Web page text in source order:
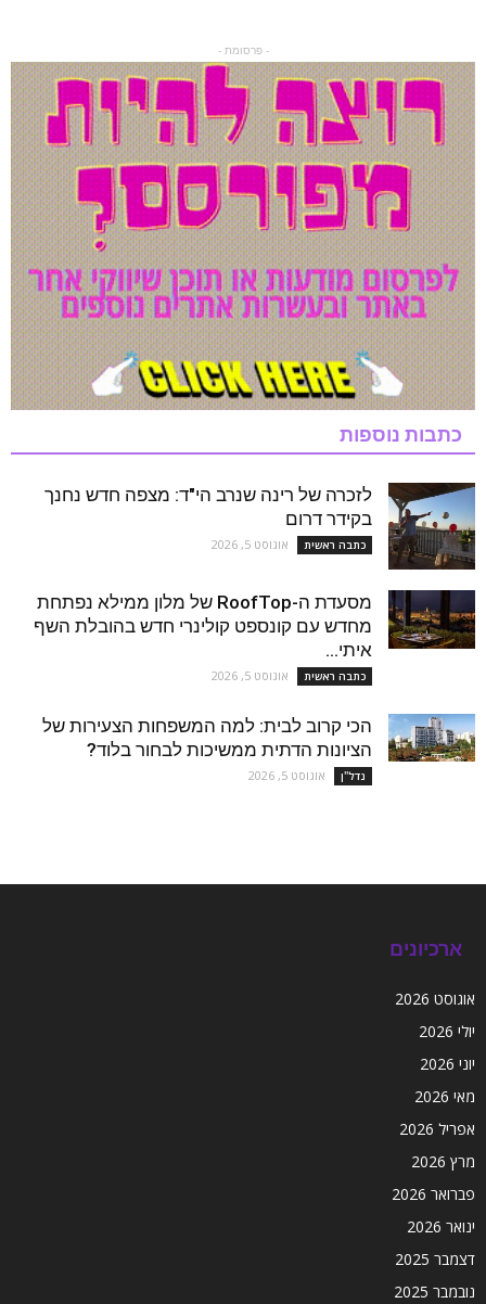
- פרסומת -
כתבות נוספות
לזכרה של רינה שנרב הי"ד: מצפה חדש נחנך
בקידר דרום
כתבה ראשית אוגוסט 5, 2026
מסעדת ה-RoofTop של מלון ממילא נפתחת
מחדש עם קונספט קולינרי חדש בהובלת השף
איתי...
כתבה ראשית אוגוסט 5, 2026
הכי קרוב לבית: למה המשפחות הצעירות של
הציונות הדתית ממשיכות לבחור בלוד?
נדל''ן אוגוסט 5, 2026
ארכיונים
אוגוסט 2026
יולי 2026
יוני 2026
מאי 2026
אפריל 2026
מרץ 2026
פברואר 2026
ינואר 2026
דצמבר 2025
נובמבר 2025